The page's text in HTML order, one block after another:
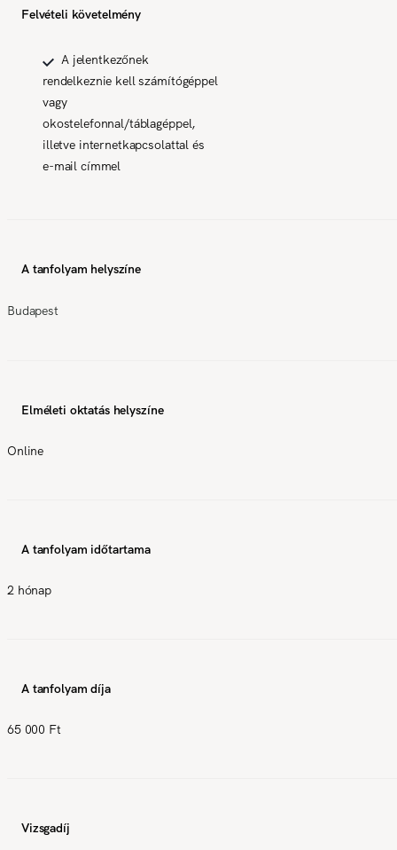
Felvételi követelmény
A jelentkezőnek
rendelkeznie kell számítógéppel
vagy
okostelefonnal/táblagéppel,
illetve internetkapcsolattal és
e-mail címmel
A tanfolyam helyszíne
Budapest
Elméleti oktatás helyszíne
Online
A tanfolyam időtartama
2 hónap
A tanfolyam díja
65 000 Ft
Vizsgadíj